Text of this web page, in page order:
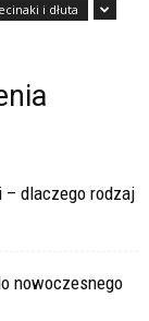
i dłuta
– dlaczego rodzaj
nowoczesnego